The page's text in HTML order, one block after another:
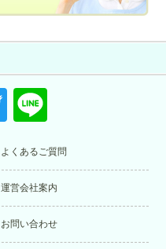
T
wi
tt
er
e
よくあるご質問
運営会社案内
お問い合わせ